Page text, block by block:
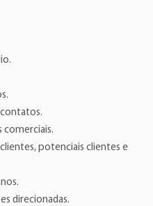
comerciais.
potenciais clientes e
direcionadas.